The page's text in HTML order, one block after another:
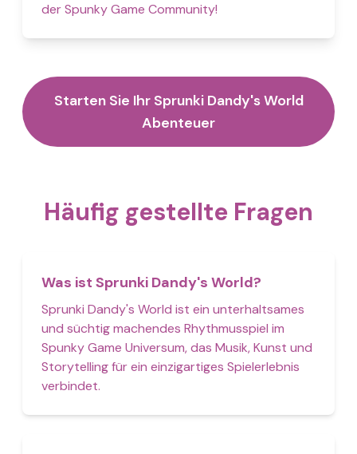
der Spunky Game Community!
Starten Sie Ihr Sprunki Dandy's World
Abenteuer
Häufig gestellte Fragen
Was ist Sprunki Dandy's World?
Sprunki Dandy's World ist ein unterhaltsames
und süchtig machendes Rhythmusspiel im
Spunky Game Universum, das Musik, Kunst und
Storytelling für ein einzigartiges Spielerlebnis
verbindet.